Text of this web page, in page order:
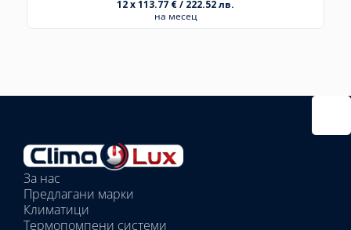
12 x 113.77 € / 222.52 лв.
на месец
Избрани
вътрешни
тела:
Избрано
тяло:
За нас
Предлагани марки
Климатици
Термопомпени системи